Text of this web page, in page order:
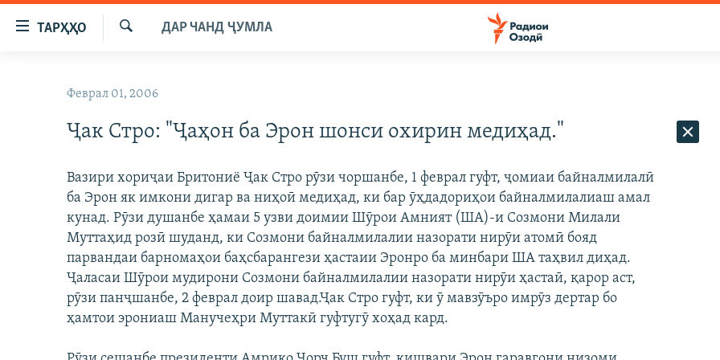
Пайвандҳои
дастрасӣ
ТАРҲҲО
ИҚТИСОД
ҚАЗИЯИ "КРОКУС"
ОСИЁИ МАРКАЗӢ
МЕҲМОНИ ОЗОДӢ
ВАРЗИШ
ГАПИ ОЗОД
РӮЗГОРИ МУҲОҶИР
ТАҲҚИҚОТ
ҶАНГ ДАР УКРАИНА
НАЗАРИ МАРДУМ
БЛОГИСТОН
ОЗОДӢ ОНЛАЙН
ЧАНДРАСОНАӢ
РӮЙХАТҲО
ДАР ЧАНД ҶУМЛА
Феврал 01, 2006
Ҷак Стро: "Ҷаҳон ба Эрон шонси охирин медиҳад."
Вазири хориҷаи Бритониё Ҷак Стро рӯзи чоршанбе, 1 феврал гуфт, ҷомиаи байналмилалӣ
ба Эрон як имкони дигар ва ниҳоӣ медиҳад, ки бар ӯҳдадориҳои байналмилалиаш амал
кунад. Рӯзи душанбе ҳамаи 5 узви доимии Шӯрои Амният (ША)-и Созмони Милали
Муттаҳид розӣ шуданд, ки Созмони байналмилалии назорати нирӯи атомӣ бояд
парвандаи барномаҳои баҳсбарангези ҳастаии Эронро ба минбари ША таҳвил диҳад.
Ҷаласаи Шӯрои мудирони Созмони байналмилалии назорати нирӯи ҳастаӣ, қарор аст,
рӯзи панҷшанбе, 2 феврал доир шавад.Ҷак Стро гуфт, ки ӯ мавзӯъро имрӯз дертар бо
ҳамтои эрониаш Манучеҳри Муттакӣ гуфтугӯ хоҳад кард.